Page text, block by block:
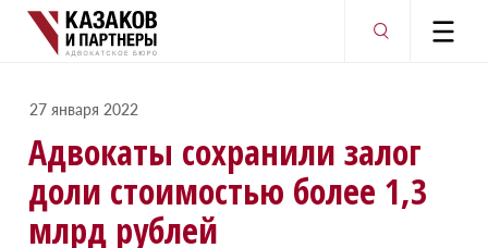
27 января 2022
Адвокаты сохранили залог
доли стоимостью более 1,3
млрд рублей